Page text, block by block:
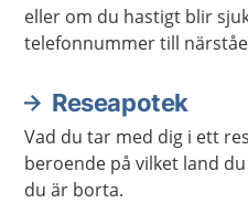
eller om du hastigt blir
telefonnummer till
Reseapotek
Vad du tar med dig i ett
beroende på vilket land
du är borta.